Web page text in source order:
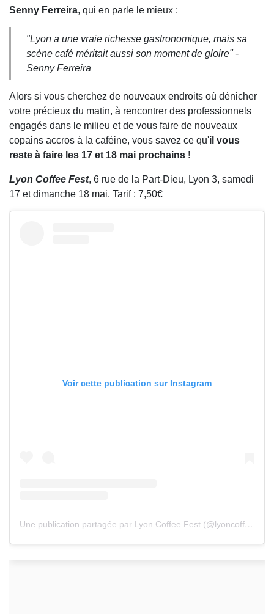
Senny Ferreira, qui en parle le mieux :
"Lyon a une vraie richesse gastronomique, mais sa
scène café méritait aussi son moment de gloire" -
Senny Ferreira
Alors si vous cherchez de nouveaux endroits où dénicher
votre précieux du matin, à rencontrer des professionnels
engagés dans le milieu et de vous faire de nouveaux
copains accros à la caféine, vous savez ce qu'il vous
reste à faire les 17 et 18 mai prochains !
Lyon Coffee Fest, 6 rue de la Part-Dieu, Lyon 3, samedi
17 et dimanche 18 mai. Tarif : 7,50€
Voir cette publication sur Instagram
Une publication partagée par Lyon Coffee Fest (@lyoncoffeefest)